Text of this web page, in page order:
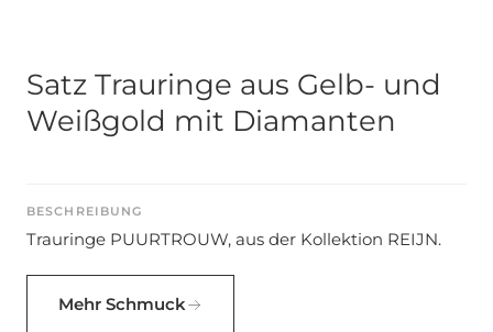
Satz Trauringe aus Gelb- und
Weißgold mit Diamanten
BESCHREIBUNG
Trauringe PUURTROUW, aus der Kollektion REIJN.
Mehr Schmuck